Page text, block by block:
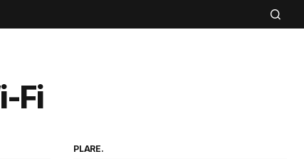
Fi
PLARE.